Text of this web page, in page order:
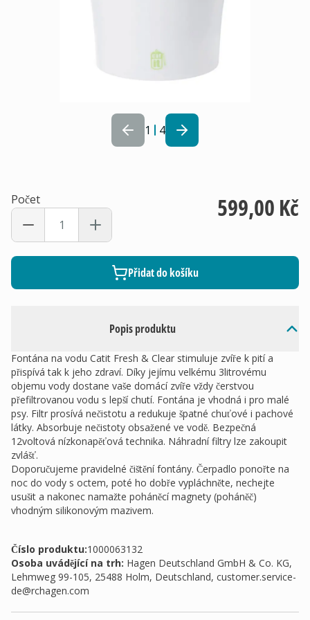
1 4
Popis produktu
Fontána na vodu Catit Fresh & Clear stimuluje zvíře k pití a
přispívá tak k jeho zdraví. Díky jejímu velkému 3litrovému
objemu vody dostane vaše domácí zvíře vždy čerstvou
přefiltrovanou vodu s lepší chutí. Fontána je vhodná i pro malé
psy. Filtr prosívá nečistotu a redukuje špatné chuťové i pachové
látky. Absorbuje nečistoty obsažené ve vodě. Bezpečná
12voltová nízkonapěťová technika. Náhradní filtry lze zakoupit
zvlášť.
Doporučujeme pravidelné čištění fontány. Čerpadlo ponořte na
noc do vody s octem, poté ho dobře vypláchněte, nechejte
usušit a nakonec namažte poháněcí magnety (poháněč)
vhodným silikonovým mazivem.
Číslo produktu:1000063132
Osoba uvádějící na trh: Hagen Deutschland GmbH & Co. KG,
Lehmweg 99-105, 25488 Holm, Deutschland, customer.service-
de@rchagen.com
Počet 599,00 Kč
Přidat do košíku